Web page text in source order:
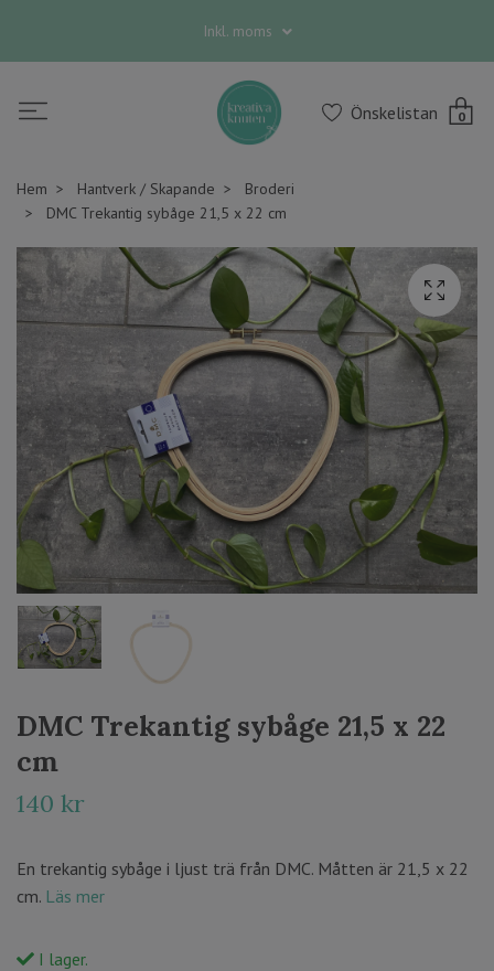
Inkl. moms
Önskelistan 0
Hem Hantverk / Skapande
Broderi
DMC Trekantig sybåge 21,5 x 22 cm
DMC Trekantig sybåge 21,5 x 22
cm
140 kr
En trekantig sybåge i ljust trä från DMC. Måtten är 21,5 x 22
cm. Läs mer
I lager.